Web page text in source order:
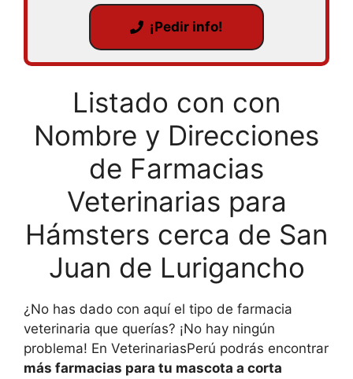
¡Pedir info!
Listado con con
Nombre y Direcciones
de Farmacias
Veterinarias para
Hámsters cerca de San
Juan de Lurigancho
¿No has dado con aquí el tipo de farmacia
veterinaria que querías? ¡No hay ningún
problema! En VeterinariasPerú podrás encontrar
más farmacias para tu mascota a corta